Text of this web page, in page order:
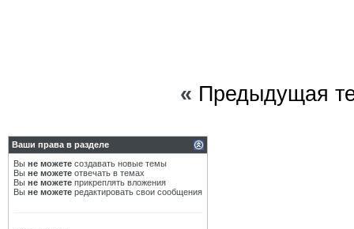
« Предыдущая
Ваши права в разделе
Вы не можете создавать новые темы
Вы не можете отвечать в темах
Вы не можете прикреплять вложения
Вы не можете редактировать свои сообщения